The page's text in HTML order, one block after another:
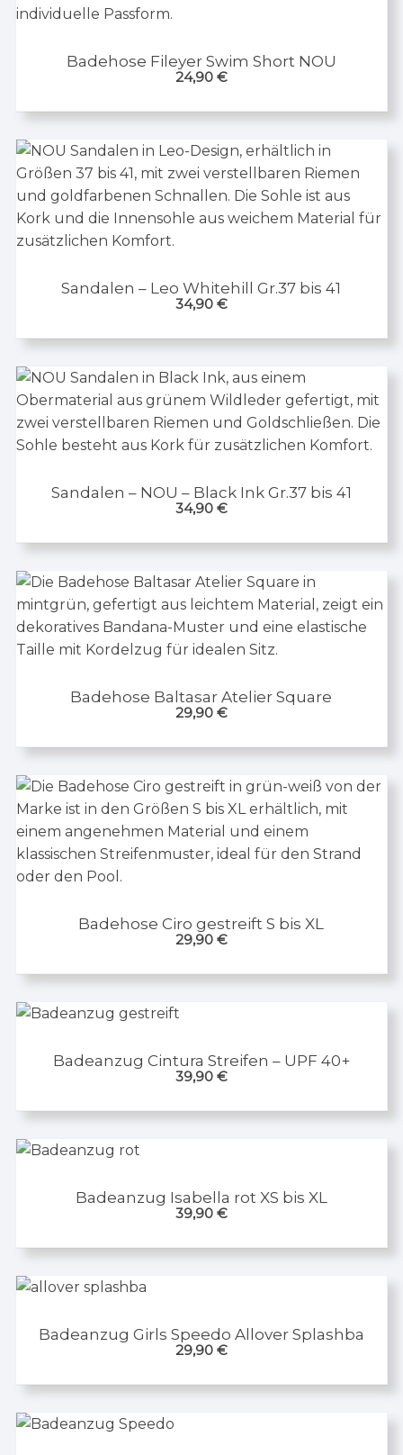
Badehose Fileyer Swim Short NOU
24,90 €
Sandalen – Leo Whitehill Gr.37 bis 41
34,90 €
Sandalen – NOU – Black Ink Gr.37 bis 41
34,90 €
Badehose Baltasar Atelier Square
29,90 €
Badehose Ciro gestreift S bis XL
29,90 €
Badeanzug Cintura Streifen – UPF 40+
39,90 €
Badeanzug Isabella rot XS bis XL
39,90 €
Badeanzug Girls Speedo Allover Splashba
29,90 €